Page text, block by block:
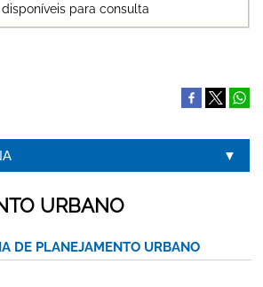
para consulta
URBANO
DE PLANEJAMENTO URBANO